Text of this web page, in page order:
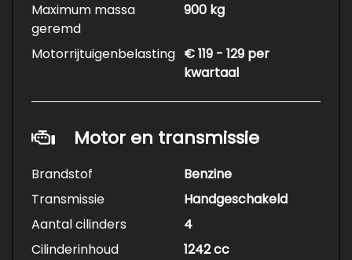
Maximum massa
geremd
900 kg
Motorrijtuigenbelasting € 119 - 129 per
kwartaal
Motor en transmissie
Brandstof
Benzine
Transmissie
Handgeschakeld
Aantal cilinders
4
Cilinderinhoud
1242 cc